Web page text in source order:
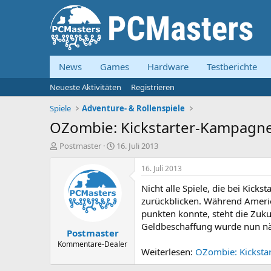
News Games Hardware Testberichte
Neueste Aktivitäten
Registrieren
Spiele
Adventure- & Rollenspiele
OZombie: Kickstarter-
E
Postmaster
E
e
l
a
m
16. Juli 2013
Postmaster
Kommentare-Dealer
16. Juli 2013
Nicht alle Spiele, die bei
zurückblicken. Während
punkten konnte, steht die
Geldbeschaffung wurde nun
Weiterlesen: OZombie: